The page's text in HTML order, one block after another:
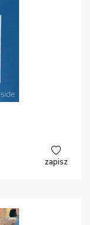
zapisz